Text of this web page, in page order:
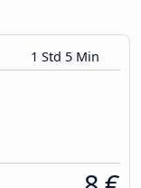
1 Std 5 Min